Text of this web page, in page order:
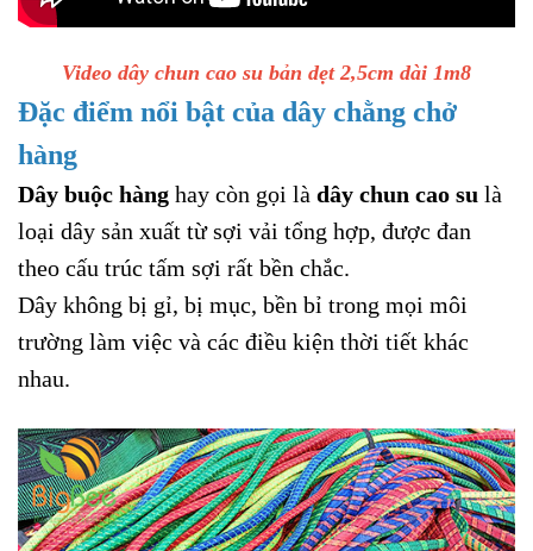
Video dây chun cao su bản dẹt 2,5cm dài 1m8
Đặc điểm nổi bật của dây chằng chở
hàng
Dây buộc hàng hay còn gọi là dây chun cao su là
loại dây sản xuất từ sợi vải tổng hợp, được đan
theo cấu trúc tấm sợi rất bền chắc.
Dây không bị gỉ, bị mục, bền bỉ trong mọi môi
trường làm việc và các điều kiện thời tiết khác
nhau.